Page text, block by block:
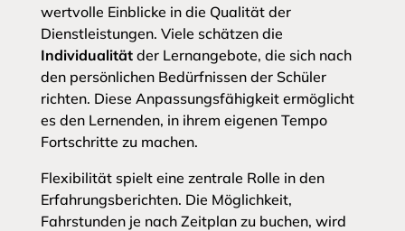
wertvolle Einblicke in die Qualität der
Dienstleistungen. Viele schätzen die
Individualitätder Lernangebote, die sich nach
den persönlichen Bedürfnissen der Schüler
richten. Diese Anpassungsfähigkeit ermöglicht
es den Lernenden, in ihrem eigenen Tempo
Fortschritte zu machen.
Flexibilität spielt eine zentrale Rolle in den
Erfahrungsberichten. Die Möglichkeit,
Fahrstunden je nach Zeitplan zu buchen, wird